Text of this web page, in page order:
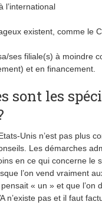
l’international
existent, comme le
ses filiale(s) à moindre
et en financement.
sont les
Unis n’est pas plus
Les démarches
en ce qui concerne le
l’on vend vraiment
« un » et que l’on
n’existe pas et il faut